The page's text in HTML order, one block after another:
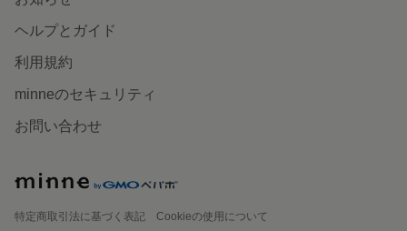
ヘルプとガイド
利用規約
minneのセキュリティ
お問い合わせ
特定商取引法に基づく表記
Cookieの使用について